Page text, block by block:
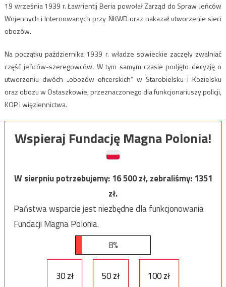
19 września 1939 r. Ławrientij Beria powołał Zarząd do Spraw Jeńców
Wojennych i Internowanych przy NKWD oraz nakazał utworzenie sieci
obozów.
Na początku października 1939 r. władze sowieckie zaczęły zwalniać
część jeńców-szeregowców. W tym samym czasie podjęto decyzję o
utworzeniu dwóch „obozów oficerskich” w Starobielsku i Kozielsku
oraz obozu w Ostaszkowie, przeznaczonego dla funkcjonariuszy policji,
KOP i więziennictwa.
Wspieraj Fundację Magna Polonia!
W sierpniu potrzebujemy:16 500zł, zebraliśmy:1351
zł.
Państwa wsparcie jest niezbędne dla funkcjonowania
Fundacji Magna Polonia.
8%
30 zł 50 zł 100 zł